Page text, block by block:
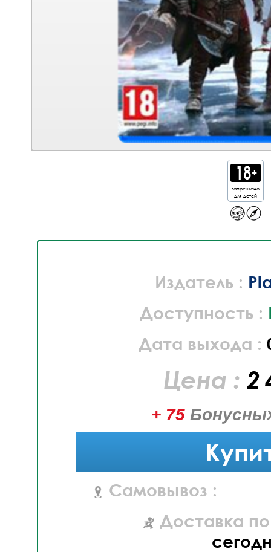
запрещено
для детей
Издатель :
Доступность :
Дата выхода :
Цена : 2
+ 75
Самовывоз :
Доставка